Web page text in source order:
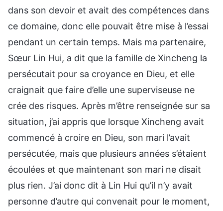
dans son devoir et avait des compétences dans
ce domaine, donc elle pouvait être mise à l’essai
pendant un certain temps. Mais ma partenaire,
Sœur Lin Hui, a dit que la famille de Xincheng la
persécutait pour sa croyance en Dieu, et elle
craignait que faire d’elle une superviseuse ne
crée des risques. Après m’être renseignée sur sa
situation, j’ai appris que lorsque Xincheng avait
commencé à croire en Dieu, son mari l’avait
persécutée, mais que plusieurs années s’étaient
écoulées et que maintenant son mari ne disait
plus rien. J’ai donc dit à Lin Hui qu’il n’y avait
personne d’autre qui convenait pour le moment,